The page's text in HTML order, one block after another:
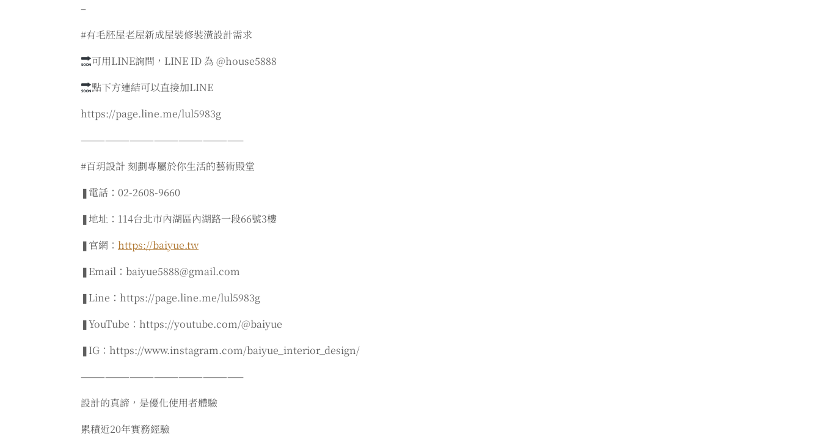
–
#有毛胚屋老屋新成屋裝修裝潢設計需求
可用LINE詢問，LINE ID 為 @house5888
點下方連結可以直接加LINE
https://page.line.me/lul5983g
————————————————————
#百玥設計 刻劃專屬於你生活的藝術殿堂
❚電話：02-2608-9660
❚地址：114台北市內湖區內湖路一段66號3樓
❚官網： https://baiyue.tw
❚Email：baiyue5888@gmail.com
❚Line：https://page.line.me/lul5983g
❚YouTube：https://youtube.com/@baiyue
❚IG：https://www.instagram.com/baiyue_interior_design/
————————————————————
設計的真諦，是優化使用者體驗
累積近20年實務經驗